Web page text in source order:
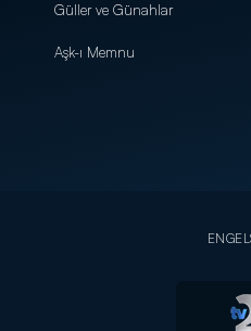
Güller ve Günahlar
Aşk-ı Memnu